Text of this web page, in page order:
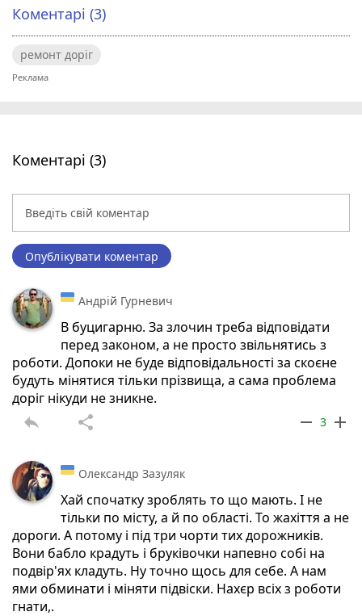
Коментарі (3)
ремонт доріг
Коментарі (3)
Опублікувати коментар
Андрій Гурневич
В буцигарню. За злочин треба відповідати
перед законом, а не просто звільнятись з
роботи. Допоки не буде відповідальності за скоєне
будуть мінятися тільки прізвища, а сама проблема
доріг нікуди не зникне.
reply share remove 3 add
Олександр Зазуляк
Хай спочатку зроблять то що мають. І не
тільки по місту, а й по області. То жахіття а не
дороги. А потому і під три чорти тих дорожників.
Вони бабло крадуть і бруківочки напевно собі на
подвір'ях кладуть. Ну точно щось для себе. А нам
ями обминати і міняти підвіски. Нахєр всіх з роботи
гнати,.